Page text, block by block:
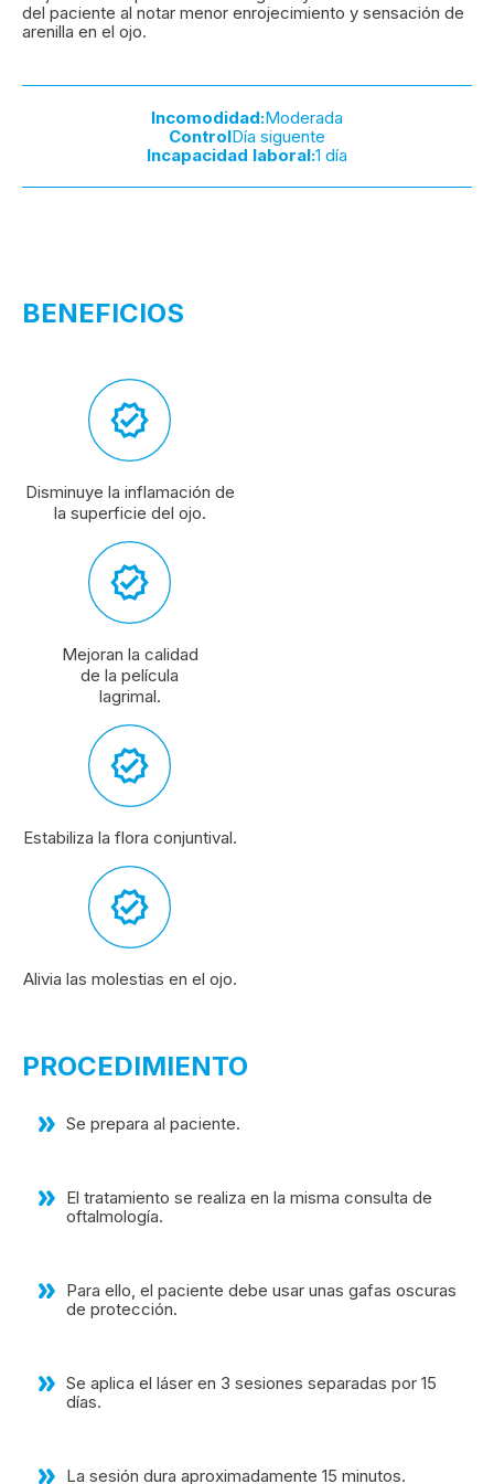
del paciente al notar menor enrojecimiento y sensación de
arenilla en el ojo.
Incomodidad:Moderada
ControlDía siguente
Incapacidad laboral:1 día
BENEFICIOS
Disminuye la inflamación de
la superficie del ojo.
Mejoran la calidad
de la película
lagrimal.
Estabiliza la flora conjuntival.
Alivia las molestias en el ojo.
PROCEDIMIENTO
Se prepara al paciente.
El tratamiento se realiza en la misma consulta de
oftalmología.
Para ello, el paciente debe usar unas gafas oscuras
de protección.
Se aplica el láser en 3 sesiones separadas por 15
días.
La sesión dura aproximadamente 15 minutos.